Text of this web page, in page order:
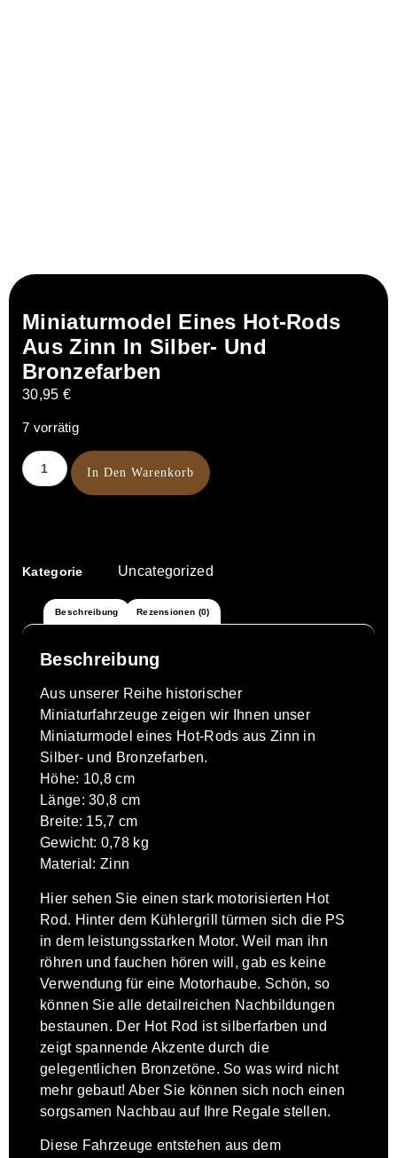
Miniaturmodel Eines Hot-Rods
Aus Zinn In Silber- Und
Bronzefarben
30,95 €
7 vorrätig
In Den Warenkorb
Kategorie Uncategorized
Beschreibung Rezensionen (0)
Beschreibung
Aus unserer Reihe historischer
Miniaturfahrzeuge zeigen wir Ihnen unser
Miniaturmodel eines Hot-Rods aus Zinn in
Silber- und Bronzefarben.
Höhe: 10,8 cm
Länge: 30,8 cm
Breite: 15,7 cm
Gewicht: 0,78 kg
Material: Zinn
Hier sehen Sie einen stark motorisierten Hot
Rod. Hinter dem Kühlergrill türmen sich die PS
in dem leistungsstarken Motor. Weil man ihn
röhren und fauchen hören will, gab es keine
Verwendung für eine Motorhaube. Schön, so
können Sie alle detailreichen Nachbildungen
bestaunen. Der Hot Rod ist silberfarben und
zeigt spannende Akzente durch die
gelegentlichen Bronzetöne. So was wird nicht
mehr gebaut! Aber Sie können sich noch einen
sorgsamen Nachbau auf Ihre Regale stellen.
Diese Fahrzeuge entstehen aus dem